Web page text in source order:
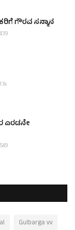
ಗೌರವ ಸನ್ಮಾನ
439
1.1k
ಎರಡನೇ
549
Gulbarga vv